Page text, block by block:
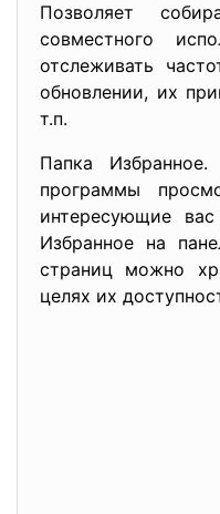
Позволяет
совместного
отслеживать
обновлении, их
т.п.
Папка
программы
интересующие
Избранное на
страниц можно
целях их